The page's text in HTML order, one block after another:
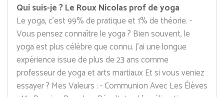
Qui suis-je ? Le Roux Nicolas prof de yoga
Le yoga, c'est 99% de pratique et 1% de théorie. -
Vous pensez connaître le yoga ? Bien souvent, le
yoga est plus célèbre que connu. J'ai une longue
expérience issue de plus de 23 ans comme
professeur de yoga et arts martiaux Et si vous veniez
essayer ? Mes Valeurs : - Communion Avec Les Élèves